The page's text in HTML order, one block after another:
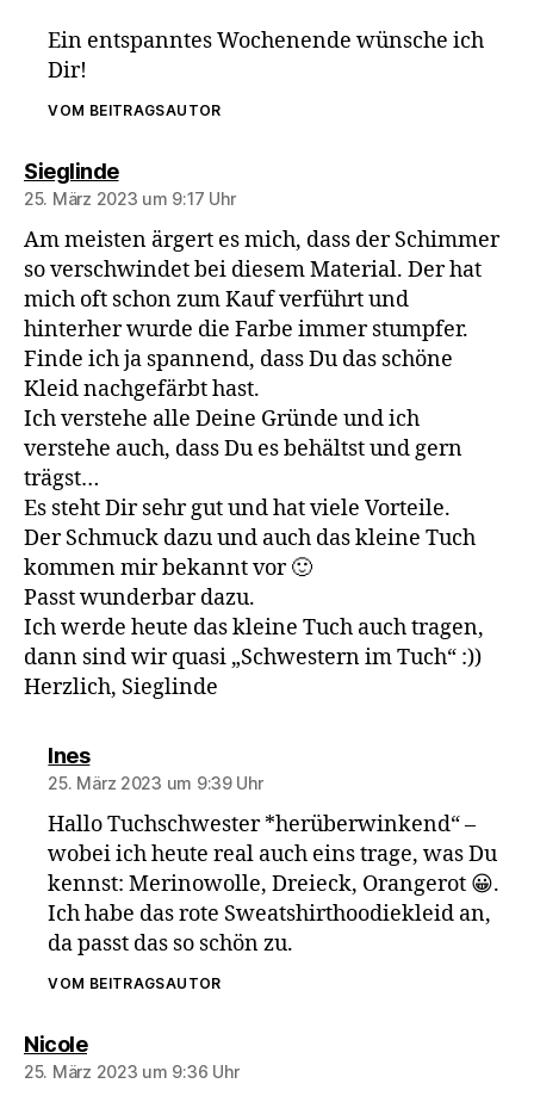
Ein entspanntes Wochenende wünsche ich
Dir!
VOM BEITRAGSAUTOR
Sieglindesagt:
25. März 2023 um 9:17 Uhr
Am meisten ärgert es mich, dass der Schimmer
so verschwindet bei diesem Material. Der hat
mich oft schon zum Kauf verführt und
hinterher wurde die Farbe immer stumpfer.
Finde ich ja spannend, dass Du das schöne
Kleid nachgefärbt hast.
Ich verstehe alle Deine Gründe und ich
verstehe auch, dass Du es behältst und gern
trägst…
Es steht Dir sehr gut und hat viele Vorteile.
Der Schmuck dazu und auch das kleine Tuch
kommen mir bekannt vor 🙂
Passt wunderbar dazu.
Ich werde heute das kleine Tuch auch tragen,
dann sind wir quasi „Schwestern im Tuch“ :))
Herzlich, Sieglinde
Inessagt:
25. März 2023 um 9:39 Uhr
Hallo Tuchschwester *herüberwinkend“ –
wobei ich heute real auch eins trage, was Du
kennst: Merinowolle, Dreieck, Orangerot 😀.
Ich habe das rote Sweatshirthoodiekleid an,
da passt das so schön zu.
VOM BEITRAGSAUTOR
Nicolesagt:
25. März 2023 um 9:36 Uhr